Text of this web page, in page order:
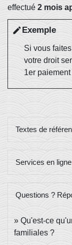
effectué 2 mois
editExemple
Si vous
votre droit
1er
Textes de
Services en
Questions ?
Qu'est-ce
familiales ?